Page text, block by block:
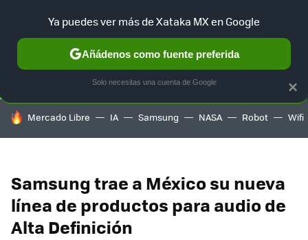
SELECCIÓN GAMING HOME AUTO TERRITORIO
HOY SE HABLA DE
Mercado Libre IA Samsung NASA Robot Wifi
Samsung trae a México su nueva
línea de productos para audio de
Alta Definición
×
Ya puedes ver más de Xataka MX en Google
Añádenos como fuente preferida
Solo necesitas una cuenta de Google